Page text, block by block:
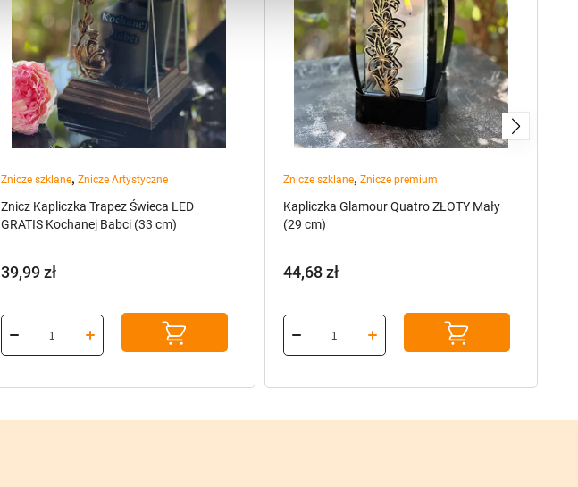
Znicze szklane, Znicze Artystyczne
Znicz Kapliczka Trapez Świeca LED
GRATIS Kochanej Babci (33 cm)
39,99zł
Znicze szklane, Znicze premium
Kapliczka Glamour Quatro ZŁOTY Mały
(29 cm)
44,68zł